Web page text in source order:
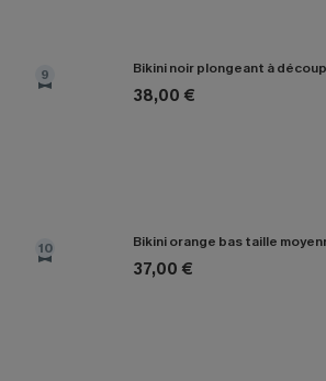
9 Bikini noir plongeant à
38,00 €
10 Bikini orange bas taille
37,00 €